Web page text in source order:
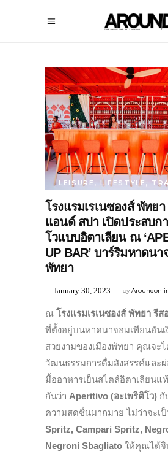
LEISURE , LIFESTYLE ,
โรงแรมเรเนซองส์ พัทย
แอนด์ สปา เปิดประสบก
โวแบบอิตาเลียน ณ
UP BAR’ บาร์ริมหาดน
พัทยา
by
January 30, 2023
ณ โรงแรมเรเนซองส์ พัทยา รี
ที่ตั้งอยู่บนหาดนาจอมเทียนอันเ
สวยงามของเมืองพัทยา คุณจะ
วัฒนธรรมการดื่มสังสรรค์และ
มื้ออาหารเย็นสไตล์อิตาเลียนแ
กันว่า Aperitivo (อะเพริติโว) กั
ความสดชื่นมากมาย ไม่ว่าจะเ
Spritz, Campari Spritz,
Negroni Sbagliato ให้คุณได้จิ